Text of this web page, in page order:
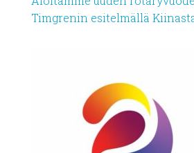
Timgrenin esitelmällä